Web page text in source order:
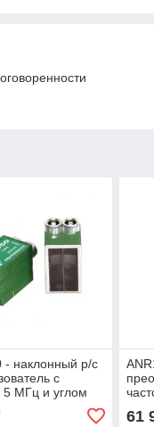
- наклонный р/с
с
5 МГц и углом
61